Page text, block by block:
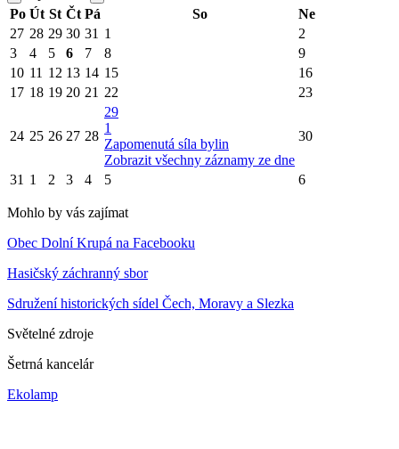
Po Út St Čt Pá So
Ne
27 28 29 30 31 1
2
3
4 5 6 7 8
9
10 11 12 13 14 15
16
17 18 19 20 21 22 23
24 25 26 27 28
29
1
Zapomenutá síla bylin
Zobrazit všechny záznamy ze dne
30
31 1 2 3 4 5 6
Mohlo by vás zajímat
Obec Dolní Krupá na Facebooku
Hasičský záchranný sbor
Sdružení historických sídel Čech, Moravy a Slezka
Světelné zdroje
Šetrná kancelár
Ekolamp